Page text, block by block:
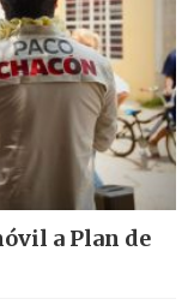
a Plan de